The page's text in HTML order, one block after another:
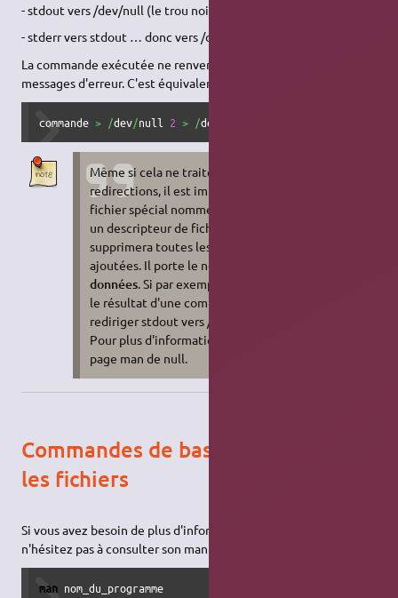
- stdout vers /dev/null (le trou noir)
- stderr vers stdout … donc vers /dev/null
La commande exécutée ne renverra ni sa sortie, ni ses
messages d'erreur. C'est équivalent à :
commande > /dev/null 2 > /dev
Même si cela ne traite pas directement des
redirections, il est important de connaitre un
fichier spécial nommé
un descripteur de fichier vers un fichier qui
supprimera toutes les données qui lui seront
ajoutées. Il porte le nom d'
données. Si par exemple vous ne voulez pas voir
le résultat d'une commande, il vous suffit de
rediriger stdout vers /dev/null : "ls >/dev/null".
Pour plus d'information sur le fichier null voir la
page man de null.
Commandes de base pour traiter
les fichiers
Si vous avez besoin de plus d'informations sur une commande
n'hésitez pas à consulter son manuel via la commande :
man nom_du_programme